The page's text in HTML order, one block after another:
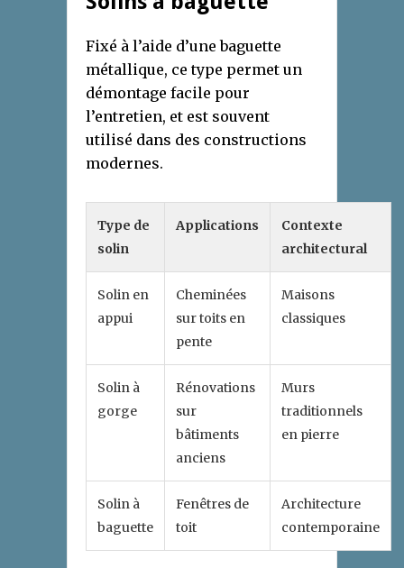
Fixé à l’aide d’une baguette
métallique, ce type permet un
démontage facile pour
l’entretien, et est souvent
utilisé dans des constructions
modernes.
Type de
solin
Applications
Contexte
architectural
Solin en
appui
Cheminées
sur toits en
pente
Maisons
classiques
Solin à
gorge
Rénovations
sur
bâtiments
anciens
Murs
traditionnels
en pierre
Solin à
baguette
Fenêtres de
toit
Architecture
contemporaine